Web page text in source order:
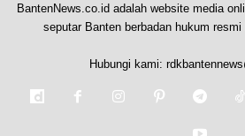
BantenNews.co.id adalah website media
seputar Banten berbadan hukum
Hubungi kami: